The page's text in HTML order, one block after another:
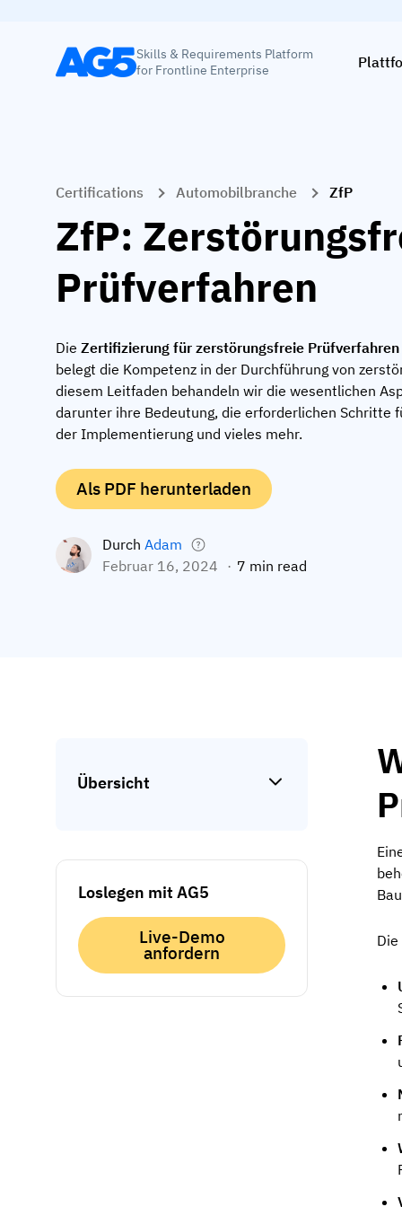
Skills & Requirements Platform
for Frontline Enterprise
Certifications Automobilbranche ZfP
ZfP:
Prüfverfahren
Die Zertifizierung für zerstörungsfreie
belegt die Kompetenz in der Durchführung von
diesem Leitfaden behandeln wir die wesentlichen
darunter ihre Bedeutung, die erforderlichen Schritte
der Implementierung und vieles mehr.
Als PDF herunterladen
Durch Adam
Februar 16, 2024
7 min read
Übersicht
Loslegen mit AG5
Live-Demo
anfordern